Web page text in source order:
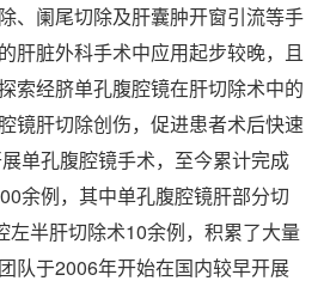
、阑尾切除及肝囊肿开窗引流等手
肝脏外科手术中应用起步较晚，且
索经脐单孔腹腔镜在肝切除术中的
镜肝切除创伤，促进患者术后快速
单孔腹腔镜手术，至今累计完成
余例，其中单孔腹腔镜肝部分切
左半肝切除术10余例，积累了大量
队于2006年开始在国内较早开展